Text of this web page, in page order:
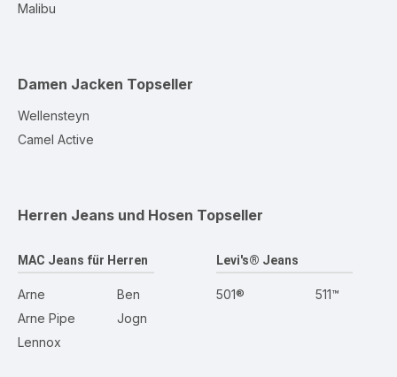
Malibu
Damen Jacken Topseller
Wellensteyn
Camel Active
Herren Jeans und Hosen Topseller
MAC Jeans für Herren
Arne
Arne Pipe
Lennox
Ben
Jogn
Levi's® Jeans
501® 511™